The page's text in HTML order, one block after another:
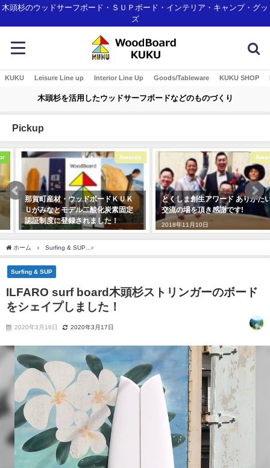
木頭杉のウッドサーフボード・ＳＵＰボード・インテリア・キャンプ・グッ
ズ
KUKU Leisure Line up Interior Line Up Goods/Tableware KUKU SHOP
木頭杉を活用したウッドサーフボードなどのものづくり
Pickup
Awards
那賀町産材・ウッドボードＫＵＫ
Ｕがみなとモデル二酸化炭素固定
認証制度に登録されました！
Awards
とくしま創生アワード ありがたい
交流の場を頂き感謝です!
2018年11月10日
ホーム Surfing & SUP
Surfing & SUP
ILFARO surf board木頭杉ストリンガーのボード
をシェイプしました！
2020年3月16日 2020年3月17日